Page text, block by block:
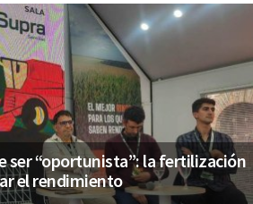
ser “oportunista”: la fertilización
el rendimiento